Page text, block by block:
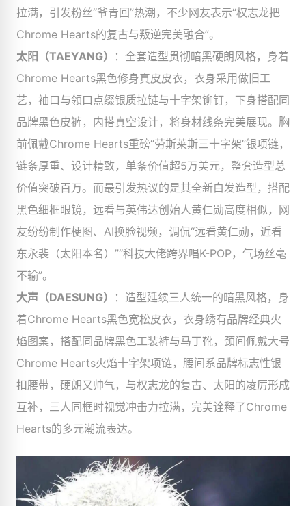
拉满，引发粉丝“爷青回”热潮，不少网友表示“权志龙把
Chrome Hearts的复古与叛逆完美融合”。
太阳（TAEYANG）
：全套造型贯彻暗黑硬朗风格，身着
Chrome Hearts黑色修身真皮皮衣，衣身采用做旧工
艺，袖口与领口点缀银质拉链与十字架铆钉，下身搭配同
品牌黑色皮裤，内搭真空设计，将身材线条完美展现。胸
前佩戴Chrome Hearts重磅“劳斯莱斯三十字架”银项链，
链条厚重、设计精致，单条价值超5万美元，整套造型总
价值突破百万。而最引发热议的是其全新白发造型，搭配
黑色细框眼镜，远看与英伟达创始人黄仁勋高度相似，网
友纷纷制作梗图、AI换脸视频，调侃“远看黄仁勋，近看
东永裴（太阳本名）”“科技大佬跨界唱K-POP，气场丝毫
不输”。
大声（DAESUNG）
：造型延续三人统一的暗黑风格，身
着Chrome Hearts黑色宽松皮衣，衣身绣有品牌经典火
焰图案，搭配同品牌黑色工装裤与马丁靴，颈间佩戴大号
Chrome Hearts火焰十字架项链，腰间系品牌标志性银
扣腰带，硬朗又帅气，与权志龙的复古、太阳的凌厉形成
互补，三人同框时视觉冲击力拉满，完美诠释了Chrome
Hearts的多元潮流表达。